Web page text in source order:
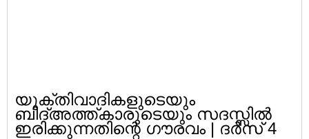
യുക്തിവാദികളുടെയും
ബിദ്അത്ത്കാരുടെയും സദസ്സിൽ
ഇരിക്കുന്നതിന്റെ ഗൗരവം | ദർസ് 4